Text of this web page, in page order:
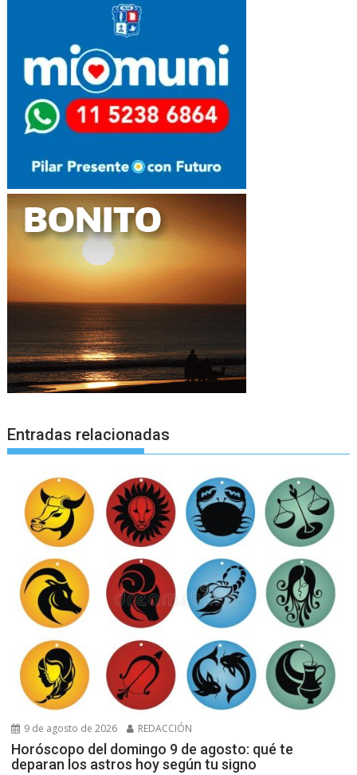
Entradas relacionadas
9 de agosto de 2026 REDACCIÓN
Horóscopo del domingo 9 de agosto: qué te
deparan los astros hoy según tu signo